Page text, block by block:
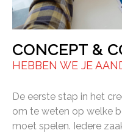
CONCEPT &
HEBBEN WE JE
De eerste stap in het
om te weten op welke
moet spelen. Iedere